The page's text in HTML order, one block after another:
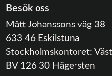
Besök oss
Mått Johanssons väg 38
633 46 Eskilstuna
Stockholmskontoret:
BV 126 30 Hägersten